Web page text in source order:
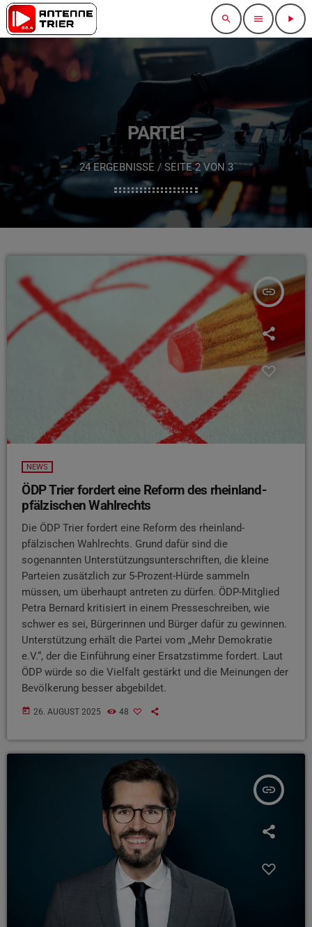
search menu play_arrow
PARTEI
24 ERGEBNISSE / SEITE 2 VON 3
insert_link
NEWS
ÖDP Trier fordert eine Reform des rheinland-
pfälzischen Wahlrechts
Die ÖDP Trier fordert eine Reform des rheinland-
pfälzischen Wahlrechts. Grund dafür sind die
sogenannten Unterstützungsunterschriften, die kleine
Parteien zusätzlich zur 5-Prozent-Hürde sammeln
müssen, um überhaupt antreten zu dürfen. ÖDP-Mitglied
Petra Bernard kritisiert in einem Presseschreiben, wie
schwer es sei, Bürgerinnen und Bürger dafür zu gewinnen.
Unterstützung erhält die Partei vom „Mehr Demokratie
e.V.“, der die Einführung einer Ersatzstimme fordert. Laut
ÖDP würde so die Vielfalt gestärkt und die Meinungen der
Bevölkerung besser abgebildet.
today 26. AUGUST 2025 48
insert_link